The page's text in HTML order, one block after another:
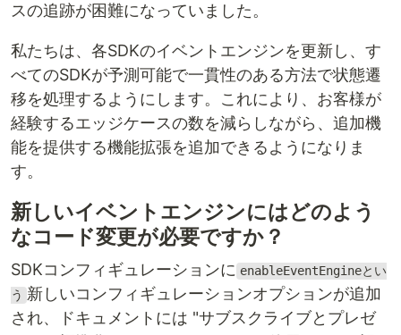
スの追跡が困難になっていました。
私たちは、各SDKのイベントエンジンを更新し、す
べてのSDKが予測可能で一貫性のある方法で状態遷
移を処理するようにします。これにより、お客様が
経験するエッジケースの数を減らしながら、追加機
能を提供する機能拡張を追加できるようになりま
す。
新しいイベントエンジンにはどのよう
なコード変更が必要ですか？
SDKコンフィギュレーションに enableEventEngineとい
う 新しいコンフィギュレーションオプションが追加
され、ドキュメントには "サブスクライブとプレゼ